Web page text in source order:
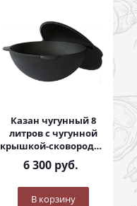
Казан чугунный 8
литров с чугунной
крышкой-сковородой
8 литров
6 300руб.
В корзину